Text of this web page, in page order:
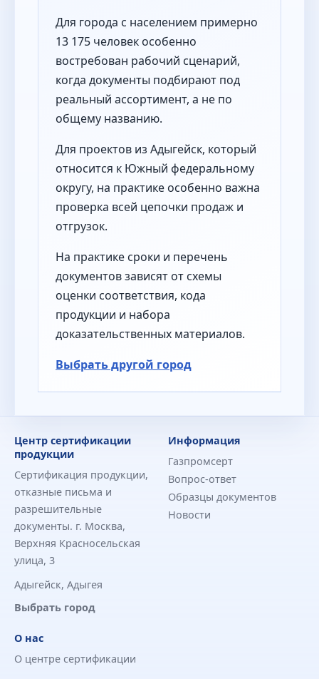
Для города с населением примерно
13 175 человек особенно
востребован рабочий сценарий,
когда документы подбирают под
реальный ассортимент, а не по
общему названию.
Для проектов из Адыгейск, который
относится к Южный федеральному
округу, на практике особенно важна
проверка всей цепочки продаж и
отгрузок.
На практике сроки и перечень
документов зависят от схемы
оценки соответствия, кода
продукции и набора
доказательственных материалов.
Выбрать другой город
Центр сертификации
продукции
Сертификация продукции,
отказные письма и
разрешительные
документы. г. Москва,
Верхняя Красносельская
улица, 3
Адыгейск, Адыгея
Выбрать город
Информация
Газпромсерт
Вопрос-ответ
Образцы документов
Новости
О нас
О центре сертификации